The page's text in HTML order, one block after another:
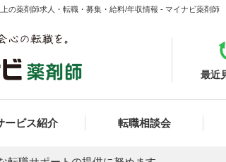
の薬剤師求人・転職・募集・給料/年収情報 - マイナビ薬剤師
最近
ービス紹介 転職相談会